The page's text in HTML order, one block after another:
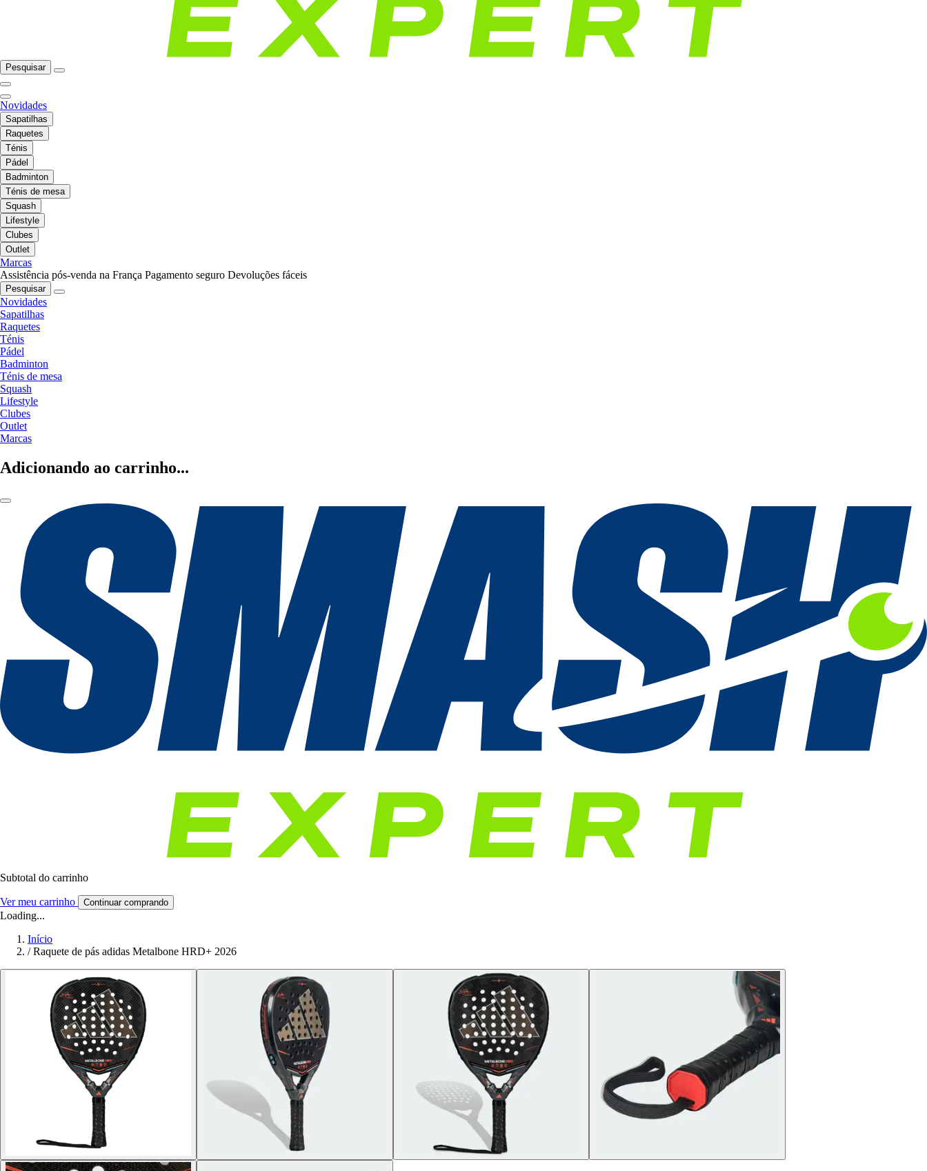
Pesquisar
Novidades
Sapatilhas
Raquetes
Ténis
Pádel
Badminton
Ténis de mesa
Squash
Lifestyle
Clubes
Outlet
Marcas
Assistência pós-venda na França Pagamento seguro Devoluções fáceis
Pesquisar
Novidades
Sapatilhas
Raquetes
Ténis
Pádel
Badminton
Ténis de mesa
Squash
Lifestyle
Clubes
Outlet
Marcas
Adicionando ao carrinho...
Subtotal do carrinho
Ver meu carrinho Continuar comprando
Loading...
Início
/ Raquete de pás adidas Metalbone HRD+ 2026